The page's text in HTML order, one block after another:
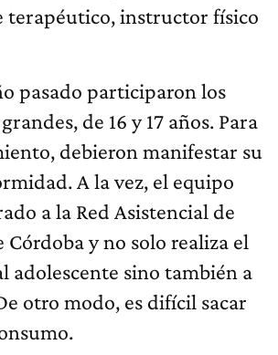
terapéutico, instructor físico
pasado participaron los
de 16 y 17 años. Para
debieron manifestar su
A la vez, el equipo
a la Red Asistencial de
Córdoba y no solo realiza el
adolescente sino también a
otro modo, es difícil sacar